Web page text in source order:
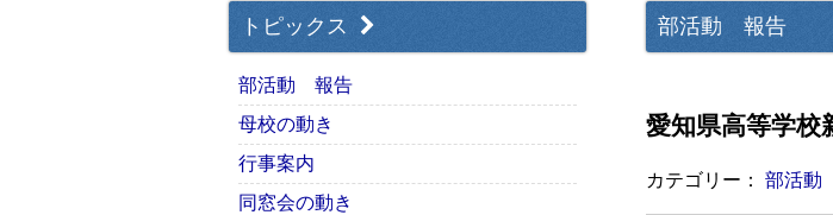
部活動 報告
愛知県高等学
カテゴリー： 部活
トピックス
部活動 報告
母校の動き
行事案内
同窓会の動き